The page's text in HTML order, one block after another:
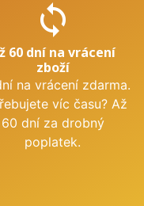
sync
60 dní na vrácení
zboží
na vrácení zdarma.
víc času? Až
60 dní za drobný
poplatek.